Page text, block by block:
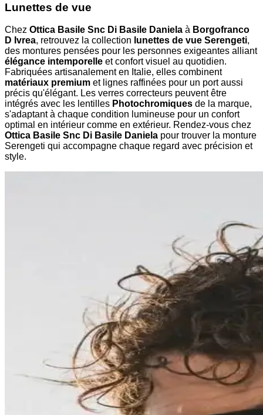
Lunettes de vue
Chez Ottica Basile Snc Di Basile Daniela à Borgofranco
D Ivrea, retrouvez la collection lunettes de vue Serengeti,
des montures pensées pour les personnes exigeantes alliant
élégance intemporelle et confort visuel au quotidien.
Fabriquées artisanalement en Italie, elles combinent
matériaux premium et lignes raffinées pour un port aussi
précis qu'élégant. Les verres correcteurs peuvent être
intégrés avec les lentilles Photochromiques de la marque,
s'adaptant à chaque condition lumineuse pour un confort
optimal en intérieur comme en extérieur. Rendez-vous chez
Ottica Basile Snc Di Basile Daniela pour trouver la monture
Serengeti qui accompagne chaque regard avec précision et
style.